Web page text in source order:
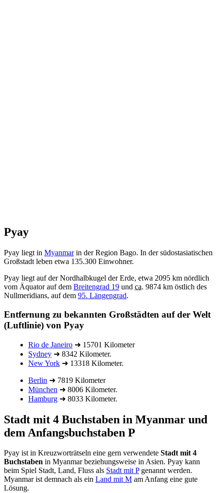
Pyay
Pyay liegt in Myanmarin der Region Bago. In der südostasiatischen
Großstadt leben etwa 135.300 Einwohner.
Pyay liegt auf der Nordhalbkugel der Erde, etwa 2095 km nördlich
vom Äquator auf dem Breitengrad 19 und ca. 9874 km östlich des
Nullmeridians, auf dem 95. Längengrad.
Entfernung zu bekannten Großstädten auf der Welt
(Luftlinie) von Pyay
Rio de Janeiro ➜ 15701 Kilometer
Sydney ➜ 8342 Kilometer.
New York ➜ 13318 Kilometer.
Berlin ➜ 7819 Kilometer
München ➜ 8006 Kilometer.
Hamburg ➜ 8033 Kilometer.
Stadt mit 4 Buchstaben in Myanmar und
dem Anfangsbuchstaben P
Pyay ist in Kreuzworträtseln eine gern verwendete Stadt mit 4
Buchstaben in Myanmar beziehungsweise in Asien. Pyay kann
beim Spiel Stadt, Land, Fluss als Stadt mit Pgenannt werden.
Myanmar ist demnach als ein Land mit M am Anfang eine gute
Lösung.